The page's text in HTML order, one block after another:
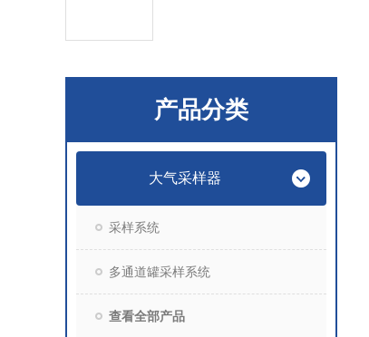
产品分类
大气采样器
采样系统
多通道罐采样系统
查看全部产品